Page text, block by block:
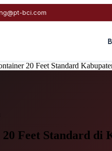
bci.com
20 Feet Standard
Feet Standard di